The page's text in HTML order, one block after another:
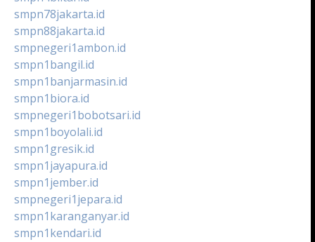
smpn78jakarta.id
smpn88jakarta.id
smpnegeri1ambon.id
smpn1bangil.id
smpn1banjarmasin.id
smpn1biora.id
smpnegeri1bobotsari.id
smpn1boyolali.id
smpn1gresik.id
smpn1jayapura.id
smpn1jember.id
smpnegeri1jepara.id
smpn1karanganyar.id
smpn1kendari.id